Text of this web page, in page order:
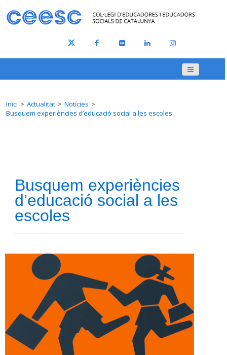
Inici Actualitat
Notícies
Busquem experiències d’educació social a les escoles
Busquem experiències
d’educació social a les
escoles